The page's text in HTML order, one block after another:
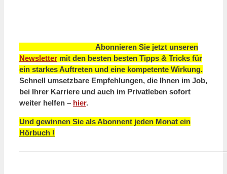
Abonnieren Sie jetzt unseren
Newsletter mit den besten besten Tipps & Tricks für
ein starkes Auftreten und eine kompetente Wirkung.
Schnell umsetzbare Empfehlungen, die Ihnen im Job,
bei Ihrer Karriere und auch im Privatleben sofort
weiter helfen – hier.
Und gewinnen Sie als Abonnent jeden Monat ein
Hörbuch !